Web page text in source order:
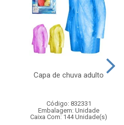
Capa de chuva adulto
Código: 832331
Embalagem: Unidade
Caixa Com: 144 Unidade(s)